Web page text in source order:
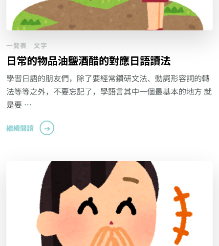
一覽表 文字
日常的物品油鹽酒醋的對應日語讀法
學習日語的朋友們，除了要經常鑽研文法、動詞形容詞的轉
法等等之外，不要忘記了，學語言其中一個最基本的地方 就
是要 …
繼續閱讀